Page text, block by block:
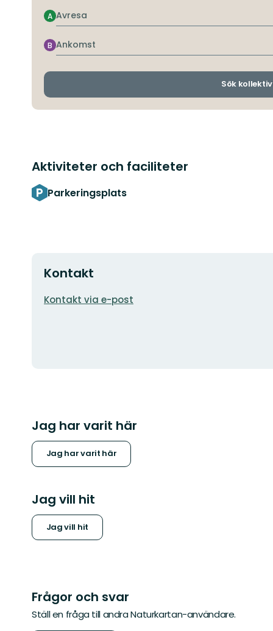
Avresa
A
Ankomst
B
Sök
Aktiviteter och faciliteter
Parkeringsplats
Kontakt
E-
Kontakt via e-post
Jag har varit här
Jag har varit här
Jag vill hit
Jag vill hit
Frågor och svar
Ställ en fråga till andra Naturkartan-användare.